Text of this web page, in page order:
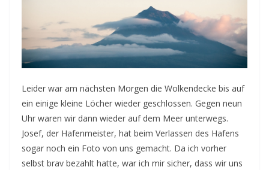
Leider war am nächsten Morgen die Wolkendecke bis auf
ein einige kleine Löcher wieder geschlossen. Gegen neun
Uhr waren wir dann wieder auf dem Meer unterwegs.
Josef, der Hafenmeister, hat beim Verlassen des Hafens
sogar noch ein Foto von uns gemacht. Da ich vorher
selbst brav bezahlt hatte, war ich mir sicher, dass wir uns